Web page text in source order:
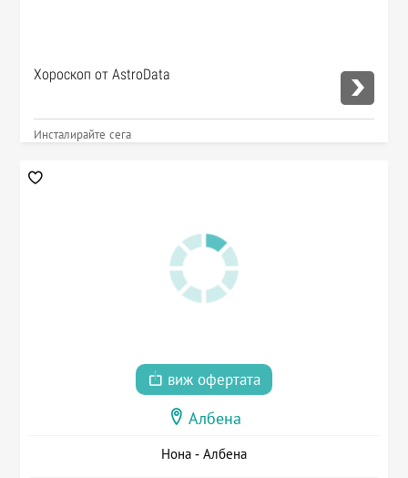
Хороскоп от AstroData
Инсталирайте сега
виж офертата
Албена
Нона - Албена